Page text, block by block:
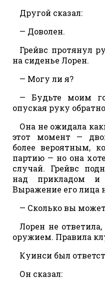
Другой сказал:
— Доволен.
Грейвс протянул
на сиденье Лорен.
— Могу ли я?
— Будьте моим
опуская руку
Она не ожидала
этот момент —
более вероятным,
партию — но она
случай. Грейвс
над прикладом и
Выражение его лица
— Сколько вы
Лорен не
оружием. Правила
Куинси был
Он сказал: